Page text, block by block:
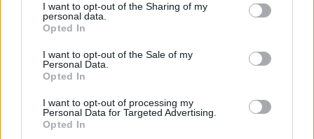
I want to opt-out of the Sharing of my
personal data.
Opted In
I want to opt-out of the Sale of my
Personal Data.
Opted In
I want to opt-out of processing my
Personal Data for Targeted Advertising.
Opted In